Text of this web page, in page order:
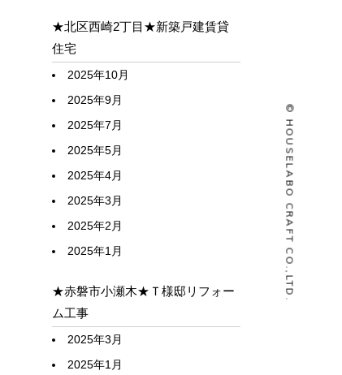
★北区西崎2丁目★新築戸建賃貸
住宅
2025年10月
2025年9月
2025年7月
2025年5月
2025年4月
2025年3月
2025年2月
2025年1月
★赤磐市小瀬木★Ｔ様邸リフォー
ム工事
2025年3月
2025年1月
© HOUSELABO CRAFT CO.,LTD.